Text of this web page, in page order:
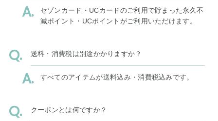
セゾンカード・UCカードのご利用で貯まった永久不
滅ポイント・UCポイントがご利用いただけます。
送料・消費税は別途かかりますか？
すべてのアイテムが送料込み・消費税込みです。
クーポンとは何ですか？